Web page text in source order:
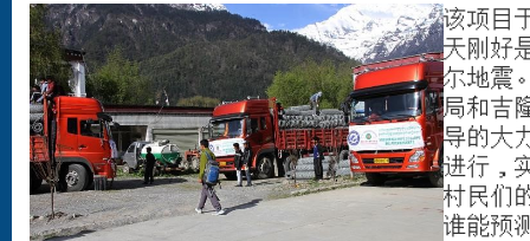
该项目
天刚好
尔地震
局和吉
导的大
进行，
村民们
谁能预